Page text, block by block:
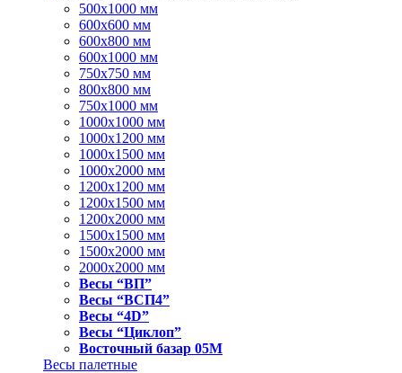
500x1000 мм
600x600 мм
600x800 мм
600x1000 мм
750x750 мм
800x800 мм
750x1000 мм
1000x1000 мм
1000x1200 мм
1000x1500 мм
1000x2000 мм
1200x1200 мм
1200x1500 мм
1200x2000 мм
1500x1500 мм
1500x2000 мм
2000x2000 мм
Весы “ВП”
Весы “ВСП4”
Весы “4D”
Весы “Циклоп”
Восточный базар 05M
Весы палетные